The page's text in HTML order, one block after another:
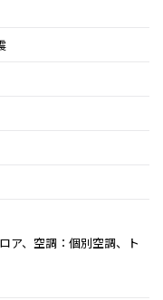
ア、空調：個別空調、ト